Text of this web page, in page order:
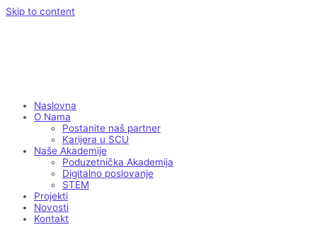
Skip to content
Naslovna
O Nama
Postanite naš partner
Karijera u SCU
Naše Akademije
Poduzetnička Akademija
Digitalno poslovanje
STEM
Projekti
Novosti
Kontakt